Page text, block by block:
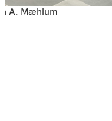
A. Mæhlum